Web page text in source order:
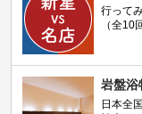
行って
（全10
岩盤浴
日本全